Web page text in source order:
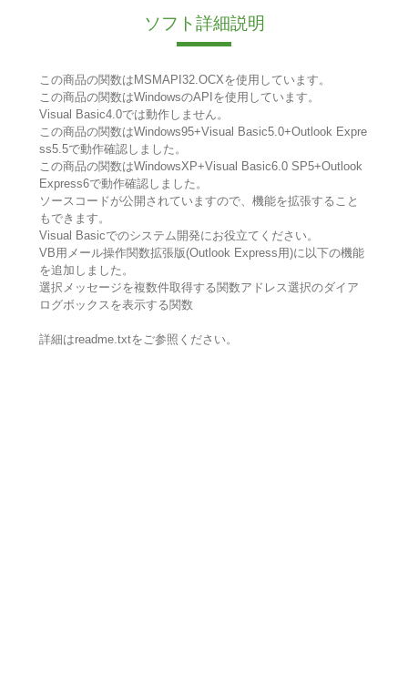
ソフト詳細説明
この商品の関数はMSMAPI32.OCXを使用しています。
この商品の関数はWindowsのAPIを使用しています。
Visual Basic4.0では動作しません。
この商品の関数はWindows95+Visual Basic5.0+Outlook Expre
ss5.5で動作確認しました。
この商品の関数はWindowsXP+Visual Basic6.0 SP5+Outlook
Express6で動作確認しました。
ソースコードが公開されていますので、機能を拡張すること
もできます。
Visual Basicでのシステム開発にお役立てください。
VB用メール操作関数拡張版(Outlook Express用)に以下の機能
を追加しました。
選択メッセージを複数件取得する関数アドレス選択のダイア
ログボックスを表示する関数
詳細はreadme.txtをご参照ください。